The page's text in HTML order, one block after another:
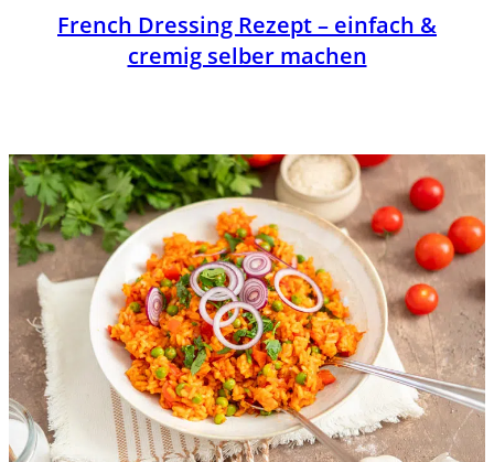
French Dressing Rezept – einfach &
cremig selber machen